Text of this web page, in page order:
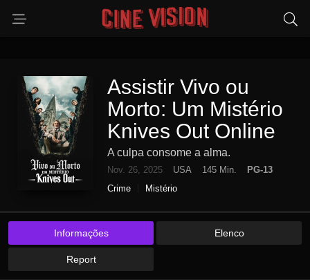
Assistir Vivo ou
Morto: Um Mistério
Knives Out Online
A culpa consome a alma.
Nov. 26, 2025 USA 145 Min.
PG-13
Crime
Mistério
Informações Elenco
Report